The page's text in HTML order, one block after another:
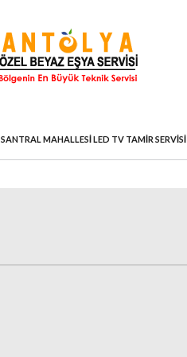
SANTRAL MAHALLESI LED TV TAMIR SERVISI